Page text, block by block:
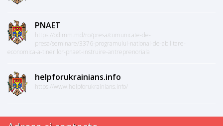
PNAET
https://odimm.md/ro/presa/comunicate-de-
presa/seminare/3376-programului-national-de-abilitare-
economica-a-tinerilor-pnaet-instruire-antreprenoriala
helpforukrainians.info
https://www.helpforukrainians.info/